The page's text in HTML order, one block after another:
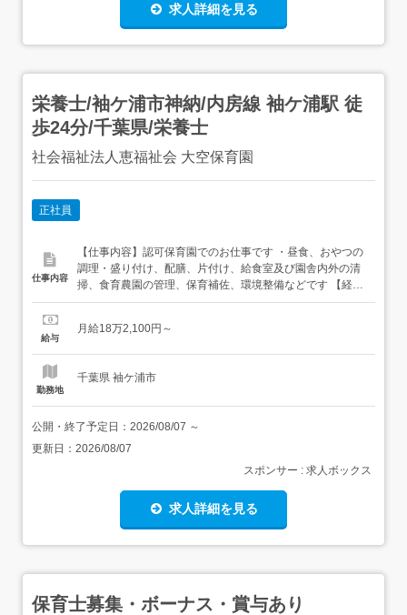
求人詳細を見る
栄養士/袖ケ浦市神納/内房線 袖ケ浦駅 徒
歩24分/千葉県/栄養士
社会福祉法人恵福祉会 大空保育園
正社員
仕事内容
【仕事内容】認可保育園でのお仕事です ・昼食、おやつの
調理・盛り付け、配膳、片付け、給食室及び園舎内外の清
掃、食育農園の管理、保育補佐、環境整備などです 【経
験・資格】未経験可 【給与】基本給182100～処遇改善手
660772447 【勤務地】千葉県袖ケ浦市神納1136-1 【市区
給与
月給18万2,100円～
勤務地
千葉県 袖ケ浦市
公開・終了予定日： 2026/08/07 ～
更新日： 2026/08/07
スポンサー : 求人ボックス
求人詳細を見る
保育士募集・ボーナス・賞与あり